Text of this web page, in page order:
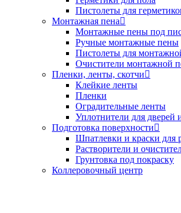
Пистолеты для
Монтажная пена
Монтажные пены под
Ручные монтажные пены
Пистолеты для
Очистители монтажной
Пленки, ленты, скотчи
Клейкие ленты
Пленки
Оградительные ленты
Уплотнители для дверей
Подготовка поверхности
Шпатлевки и краски для
Растворители и
Грунтовка под покраску
Коллеровочный центр